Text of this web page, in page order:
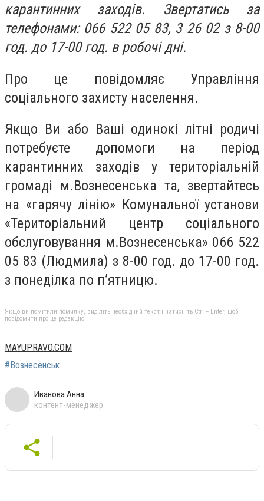
карантинних заходів. Звертатись за
телефонами: 066 522 05 83, 3 26 02 з 8-00
год. до 17-00 год. в робочі дні.
Про це повідомляє Управління
соціального захисту населення.
Якщо Ви або Ваші одинокі літні родичі
потребуєте допомоги на період
карантинних заходів у територіальній
громаді м.Вознесенська та, звертайтесь
на «гарячу лінію» Комунальної установи
«Територіальний центр соціального
обслуговування м.Вознесенська» 066 522
05 83 (Людмила) з 8-00 год. до 17-00 год.
з понеділка по п’ятницю.
Якщо ви помітили помилку, виділіть необхідний текст і натисніть Ctrl + Enter, щоб
повідомити про це редакцію
MAYUPRAVO.COM
#Вознесенськ
Иванова Анна
контент-менеджер